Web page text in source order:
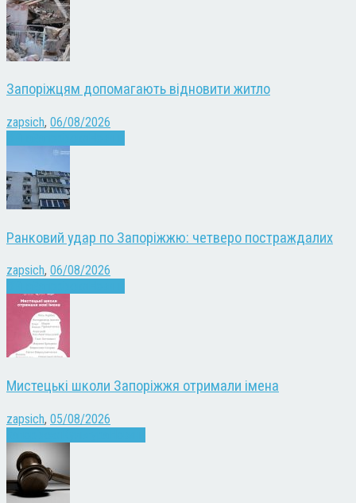
Запоріжцям допомагають відновити житло
zapsich, 06/08/2026
Ранковий удар по Запоріжжю: четверо постраждалих
zapsich, 06/08/2026
Мистецькі школи Запоріжжя отримали імена
zapsich, 05/08/2026